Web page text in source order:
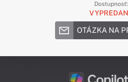
Dostupnosť:
OTÁZKA NA